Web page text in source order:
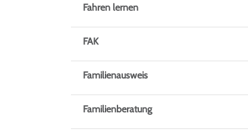
Fahren lernen
FAK
Familienausweis
Familienberatung